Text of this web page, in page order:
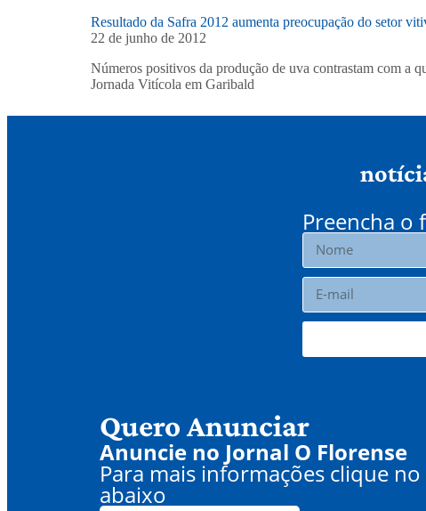
Resultado da Safra 2012 aumenta preocupação do setor
22 de junho de 2012
Números positivos da produção de uva contrastam com a
Jornada Vitícola em Garibald
Preencha o
Quero Anunciar
Anuncie no Jornal O Florense
Para mais informações clique
abaixo